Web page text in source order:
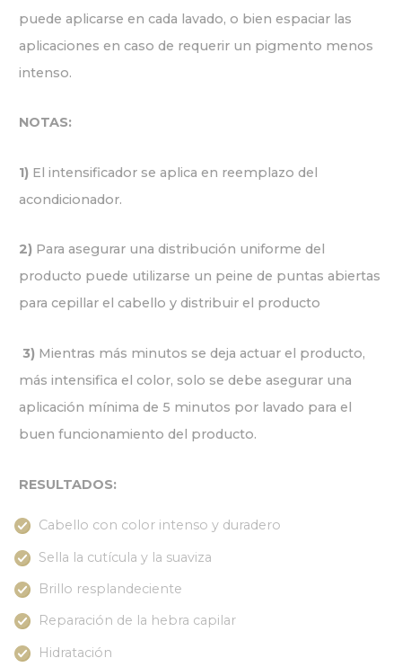
puede aplicarse en cada lavado, o bien espaciar las
aplicaciones en caso de requerir un pigmento menos
intenso.
NOTAS:
1)El intensificador se aplica en reemplazo del
acondicionador.
2)Para asegurar una distribución uniforme del
producto puede utilizarse un peine de puntas abiertas
para cepillar el cabello y distribuir el producto
3)Mientras más minutos se deja actuar el producto,
más intensifica el color, solo se debe asegurar una
aplicación mínima de 5 minutos por lavado para el
buen funcionamiento del producto.
RESULTADOS:
Cabello con color intenso y duradero
Sella la cutícula y la suaviza
Brillo resplandeciente
Reparación de la hebra capilar
Hidratación